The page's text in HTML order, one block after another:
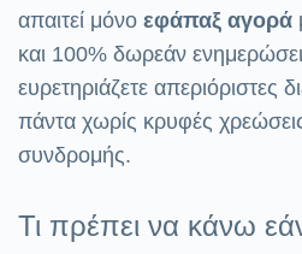
απαιτεί μόνο εφάπαξ αγορά
και 100% δωρεάν
ευρετηριάζετε απεριόριστες
πάντα χωρίς κρυφές
συνδρομής.
Τι πρέπει να κάνω